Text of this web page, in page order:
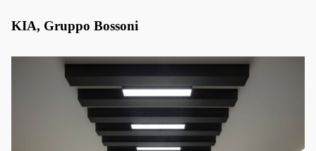
KIA, Gruppo Bossoni